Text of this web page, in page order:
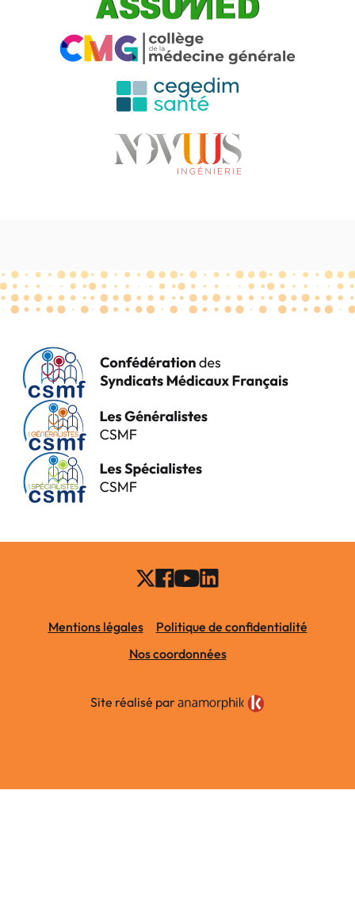
Mentions légales
Politique de confidentialité
Nos coordonnées
Site réalisé par